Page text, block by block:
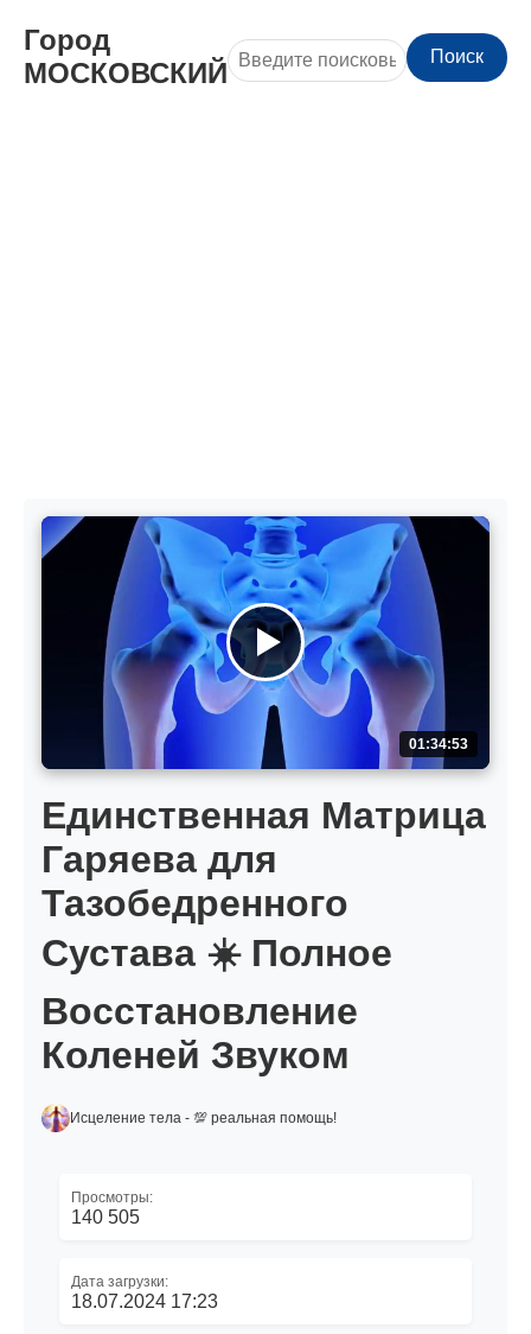
Город
МОСКОВСКИЙ
Поиск
01:34:53
Единственная Матрица
Гаряева для
Тазобедренного
Сустава ☀️ Полное
Восстановление
Коленей Звуком
Исцеление тела - 💯 реальная помощь!
Просмотры:
140 505
Дата загрузки:
18.07.2024 17:23